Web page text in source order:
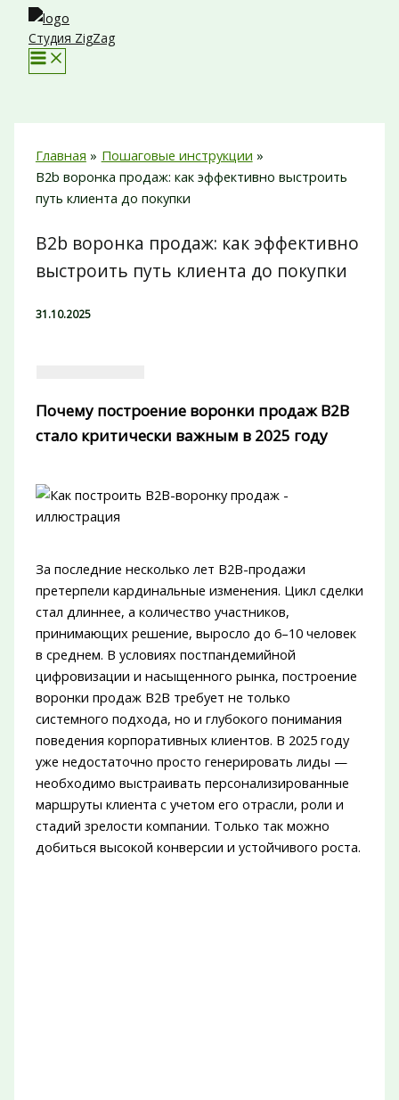
Перейти
содержимому
Студия ZigZag
Главная
Пошаговые инструкции
B2b воронка продаж: как эффективно выстроить
путь клиента до покупки
B2b воронка продаж: как эффективно
выстроить путь клиента до покупки
31.10.2025
Почему построение воронки продаж B2B
стало критически важным в 2025 году
За последние несколько лет B2B-продажи
претерпели кардинальные изменения. Цикл сделки
стал длиннее, а количество участников,
принимающих решение, выросло до 6–10 человек
в среднем. В условиях постпандемийной
цифровизации и насыщенного рынка, построение
воронки продаж B2B требует не только
системного подхода, но и глубокого понимания
поведения корпоративных клиентов. В 2025 году
уже недостаточно просто генерировать лиды —
необходимо выстраивать персонализированные
маршруты клиента с учетом его отрасли, роли и
стадий зрелости компании. Только так можно
добиться высокой конверсии и устойчивого роста.